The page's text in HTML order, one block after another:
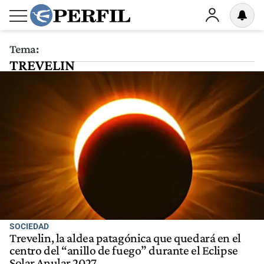
Tema:
TREVELIN
SOCIEDAD
Trevelin, la aldea patagónica que quedará en el
centro del “anillo de fuego” durante el Eclipse